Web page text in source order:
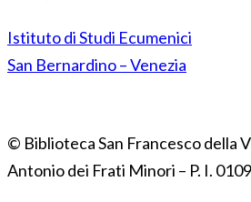
Istituto di Studi Ecumenici
San Bernardino – Venezia
© Biblioteca San Francesco della
Antonio dei Frati Minori – P. I.